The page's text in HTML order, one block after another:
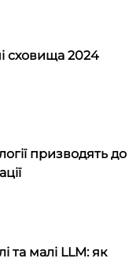
сховища 2024
призводять до
та малі LLM: як